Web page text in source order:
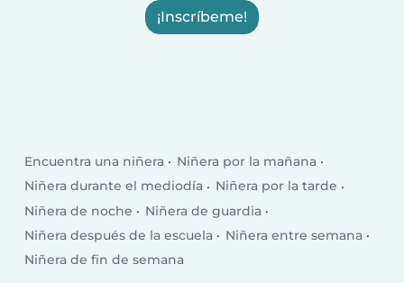
¡Inscríbeme!
Encuentra una niñera
Niñera por la mañana
Niñera durante el mediodía
Niñera por la tarde
Niñera de noche
Niñera de guardia
Niñera después de la escuela
Niñera entre semana
Niñera de fin de semana